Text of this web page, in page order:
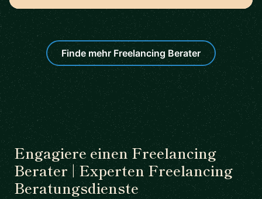
Finde mehr Freelancing Berater
Engagiere einen Freelancing
Berater | Experten Freelancing
Beratungsdienste